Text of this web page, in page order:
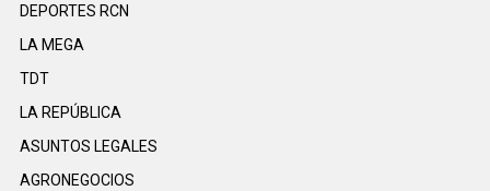
DEPORTES RCN
LA MEGA
TDT
LA REPÚBLICA
ASUNTOS LEGALES
AGRONEGOCIOS